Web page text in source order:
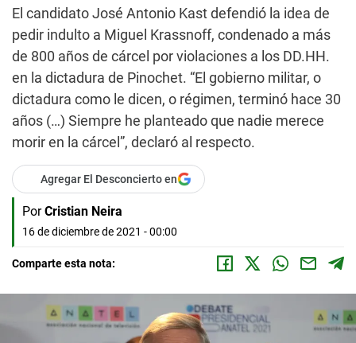
El candidato José Antonio Kast defendió la idea de
pedir indulto a Miguel Krassnoff, condenado a más
de 800 años de cárcel por violaciones a los DD.HH.
en la dictadura de Pinochet. “El gobierno militar, o
dictadura como le dicen, o régimen, terminó hace 30
años (…) Siempre he planteado que nadie merece
morir en la cárcel”, declaró al respecto.
Agregar El Desconcierto en
Por Cristian Neira
16 de diciembre de 2021 - 00:00
Comparte esta nota: